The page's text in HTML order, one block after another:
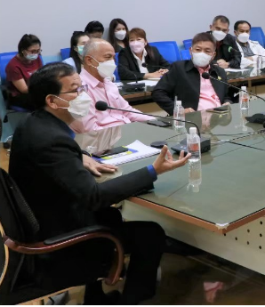
ธีการชำระภาษีฯ
ารชำระภาษีฯ
บบเบ็ดเสร็จ (One Stop Service)
ร
ฏิบัติงานประจำเดือน GPS
ฯ การจัดซื้อจัดจ้าง